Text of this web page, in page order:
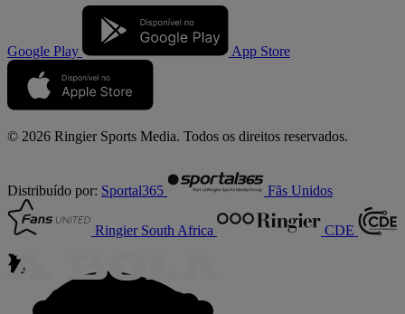
Google Play App Store
© 2026 Ringier Sports Media. Todos os direitos reservados.
Distribuído por: Sportal365 Fãs Unidos
Ringier South Africa CDE